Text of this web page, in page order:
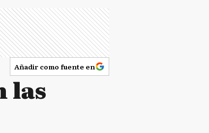
Añadir como fuente en
las